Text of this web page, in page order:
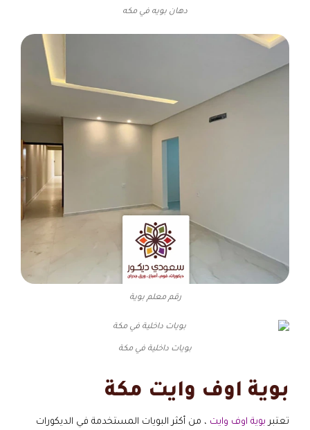
دهان بويه في مكه
رقم معلم بوية
بويات داخلية في مكة
بوية اوف وايت مكة
تعتبر بوية اوف وايت ، من أكثر البويات المستخدمة في الديكورات